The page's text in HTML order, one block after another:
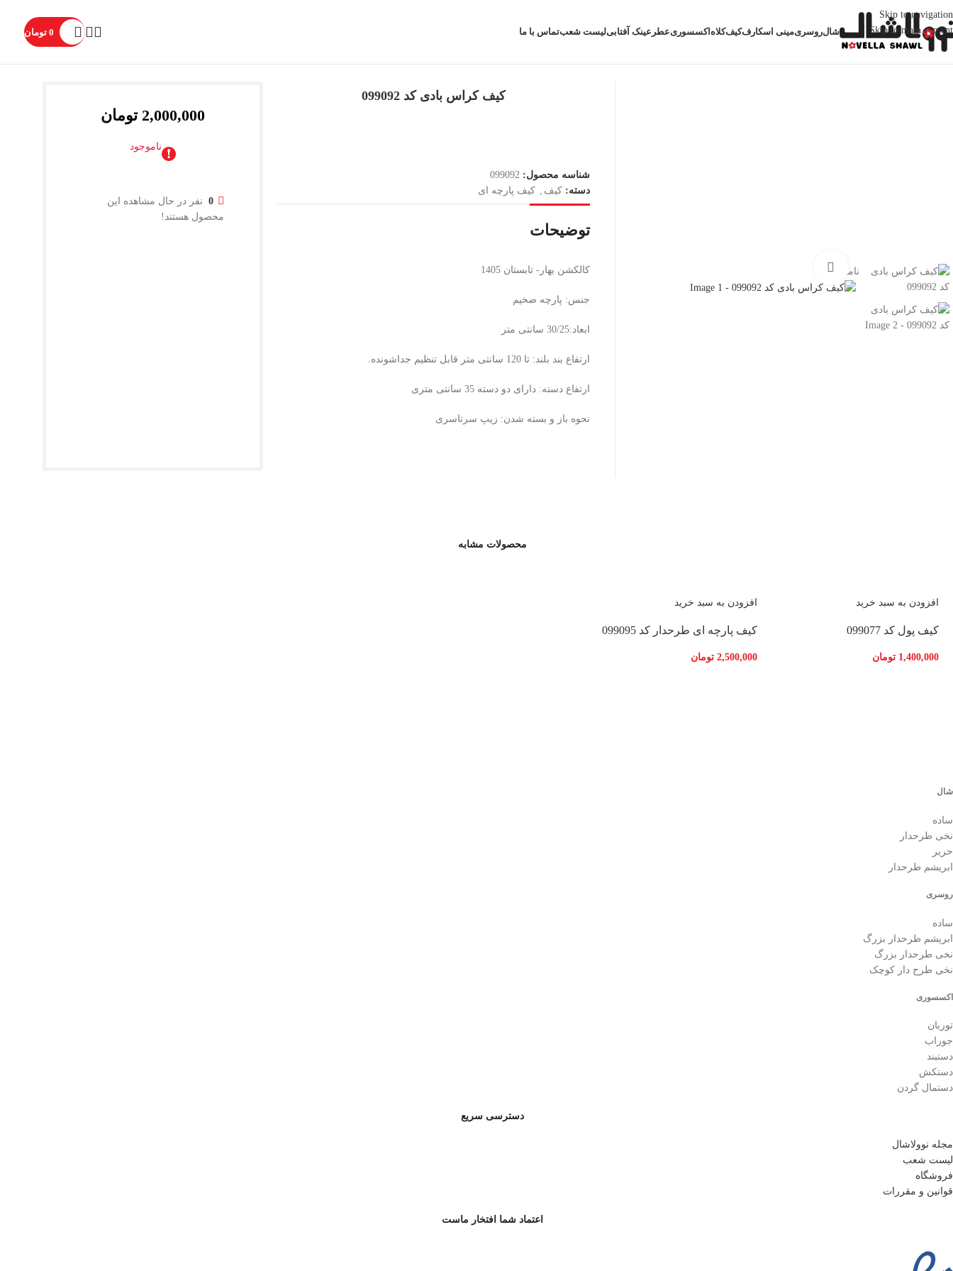
Skip to navigation
Skip to main content
شالروسریمینی اسکارفکیفکلاه اکسسوریعطر عینک آفتابیلیست شعبتماس با ما 0 تومان
ناموجود
کیف کراس بادی کد 099092
شناسه محصول:099092
دسته: کیف , کیف پارچه ای
توضیحات
کالکشن بهار- تابستان 1405
جنس: پارچه ضخیم
ابعاد:30/25 سانتی متر
ارتفاع بند بلند: تا 120 سانتی متر قابل تنظیم جداشونده.
ارتفاع دسته: دارای دو دسته 35 سانتی متری
نحوه باز و بسته شدن: زیپ سرتاسری
2,000,000 تومان
ناموجود
0
نفر در حال مشاهده این
محصول هستند!
محصولات مشابه
افزودن به سبد خرید
کیف پول کد 099077
1,400,000 تومان
افزودن به سبد خرید
کیف پارچه ای طرحدار کد 099095
2,500,000 تومان
شال
ساده
نخی طرحدار
حریر
ابریشم طرحدار
روسری
ساده
ابریشم طرحدار بزرگ
نخی طرحدار بزرگ
نخی طرح دار کوچک
اکسسوری
توربان
جوراب
دستبند
دستکش
دستمال گردن
دسترسی سریع
مجله نوولاشال
لیست شعب
فروشگاه
قوانین و مقررات
اعتماد شما افتخار ماست